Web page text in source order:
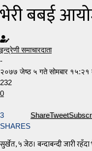
भेरी बबई
इन्द्रेणी समाचारदाता
-
२०७७ जेष्ठ ५ गते सोमबार १५:२१
232
0
3
SHARES
ShareTweet
सुर्खेत, ५ जेठ। बन्दाबन्दी जारी